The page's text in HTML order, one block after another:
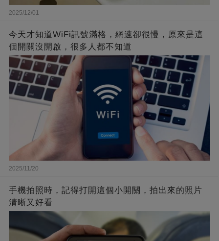
2025/12/01
今天才知道WiFi訊號滿格，網速卻很慢，原來是這
個開關沒開啟，很多人都不知道
2025/11/20
手機拍照時，記得打開這個小開關，拍出來的照片
清晰又好看